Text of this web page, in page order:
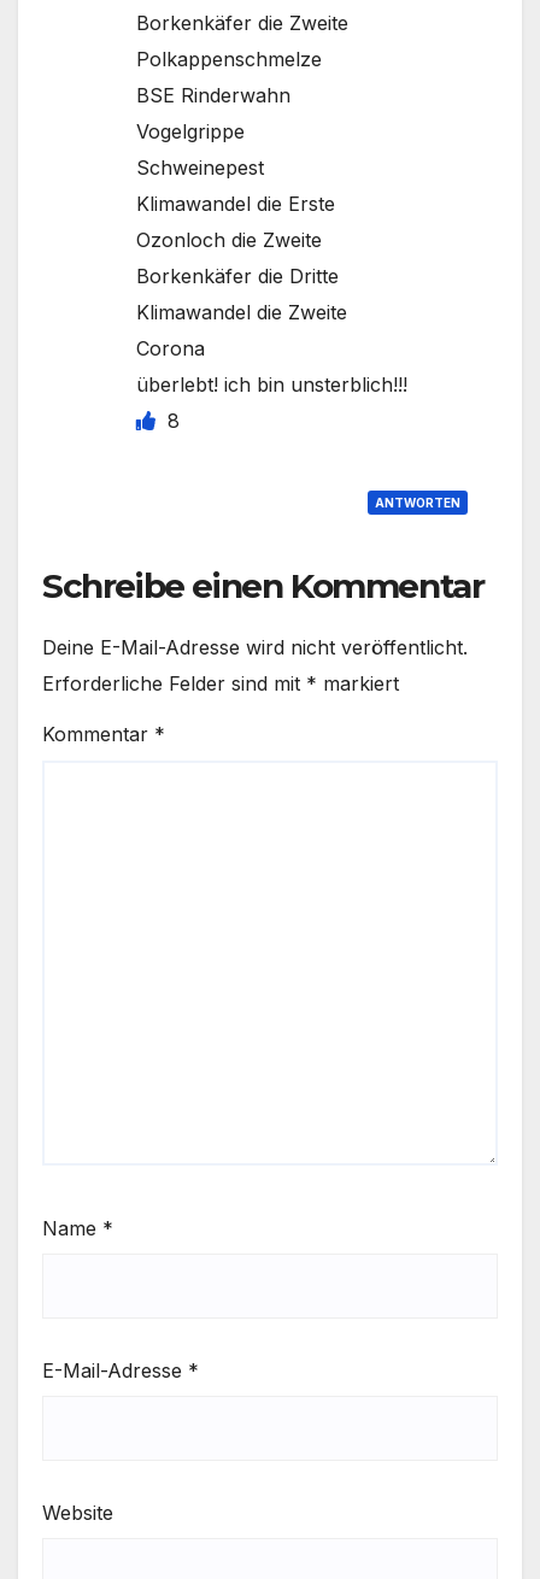
Borkenkäfer die Zweite
Polkappenschmelze
BSE Rinderwahn
Vogelgrippe
Schweinepest
Klimawandel die Erste
Ozonloch die Zweite
Borkenkäfer die Dritte
Klimawandel die Zweite
Corona
überlebt! ich bin unsterblich!!!
8
ANTWORTEN
Schreibe einen Kommentar
Deine E-Mail-Adresse wird nicht veröffentlicht.
Erforderliche Felder sind mit * markiert
Kommentar *
Name *
E-Mail-Adresse *
Website